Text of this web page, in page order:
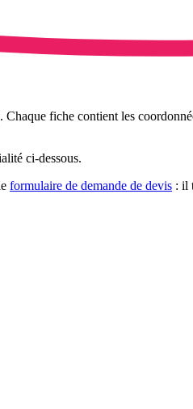
. Chaque fiche contient les
ci-dessous.
formulaire de demande de devis : il